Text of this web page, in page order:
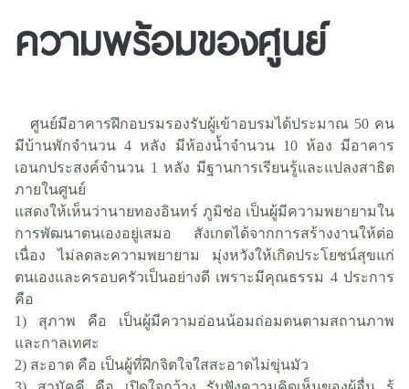
ความพร้อมของศูนย์
ศูนย์มีอาคารฝึกอบรมรองรับผู้เข้าอบรมได้ประมาณ 50 คน
มีบ้านพักจำนวน 4 หลัง มีห้องน้ำจำนวน 10 ห้อง มีอาคาร
เอนกประสงค์จำนวน 1 หลัง มีฐานการเรียนรู้และแปลงสาธิต
ภายในศูนย์
แสดงให้เห็นว่านายทองอินทร์ ภูมิช่อ เป็นผู้มีความพยายามใน
การพัฒนาตนเองอยู่เสมอ สังเกตได้จากการสร้างงานให้ต่อ
เนื่อง ไม่ลดละความพยายาม มุ่งหวังให้เกิดประโยชน์สุขแก่
ตนเองและครอบครัวเป็นอย่างดี เพราะมีคุณธรรม 4 ประการ
คือ
1) สุภาพ คือ เป็นผู้มีความอ่อนน้อมถ่อมตนตามสถานภาพ
และกาลเทศะ
2) สะอาด คือ เป็นผู้ที่ฝึกจิตใจใสสะอาดไม่ขุ่นมัว